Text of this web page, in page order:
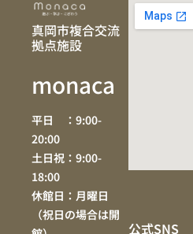
真岡市複合交流
拠点施設
monaca
平日 ：9:00-
20:00
土日祝：9:00-
18:00
休館日：月曜日
（祝日の場合は開
公式SNS